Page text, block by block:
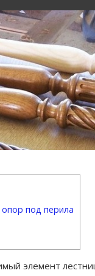
под перила
элемент